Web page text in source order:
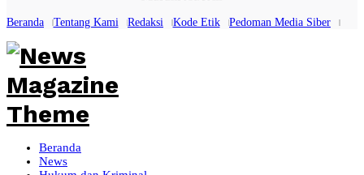
Beranda Tentang Kami Redaksi Kode Etik Pedoman Media Siber
Beranda
News